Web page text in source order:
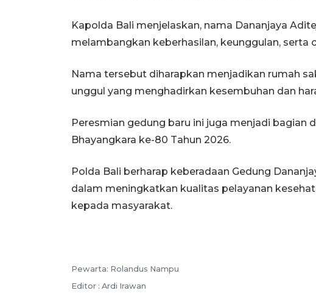
Kapolda Bali menjelaskan, nama Dananjaya
melambangkan keberhasilan, keunggulan, serta
Nama tersebut diharapkan menjadikan rumah
unggul yang menghadirkan kesembuhan dan
Peresmian gedung baru ini juga menjadi bagian
Bhayangkara ke-80 Tahun 2026.
Polda Bali berharap keberadaan Gedung
dalam meningkatkan kualitas pelayanan
kepada masyarakat.
Pewarta: Rolandus Nampu
Editor : Ardi Irawan